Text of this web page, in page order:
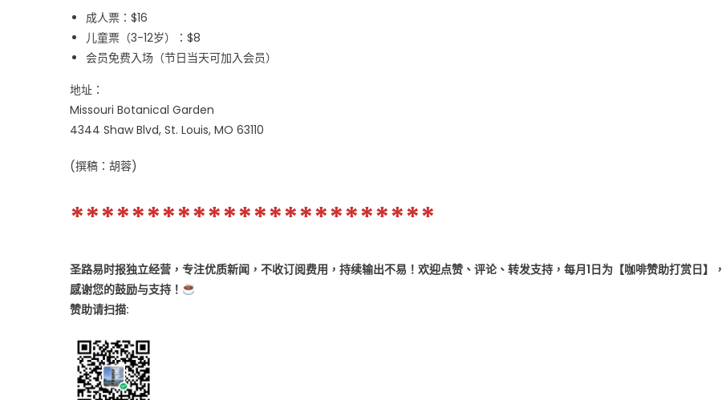
成人票：$16
儿童票（3-12岁）：$8
会员免费入场（节日当天可加入会员）
地址：
Missouri Botanical Garden
4344 Shaw Blvd, St. Louis, MO 63110
(撰稿：胡蓉)
************************
圣路易时报独立经营，专注优质新闻，不收订阅费用，持续输出不易！欢迎点赞、评论、转发支持，每月1日为【咖啡赞助打赏日】，
感谢您的鼓励与支持！
赞助请扫描: